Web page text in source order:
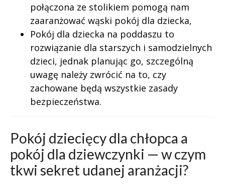
połączona ze stolikiem pomogą nam
zaaranżować wąski pokój dla dziecka,
Pokój dla dziecka na poddaszu to
rozwiązanie dla starszych i samodzielnych
dzieci, jednak planując go, szczególną
uwagę należy zwrócić na to, czy
zachowane będą wszystkie zasady
bezpieczeństwa.
Pokój dziecięcy dla chłopca a
pokój dla dziewczynki — w czym
tkwi sekret udanej aranżacji?